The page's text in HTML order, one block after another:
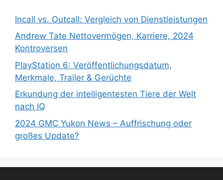
Incall vs. Outcall: Vergleich von Dienstleistungen
Andrew Tate Nettovermögen, Karriere, 2024
Kontroversen
PlayStation 6: Veröffentlichungsdatum,
Merkmale, Trailer & Gerüchte
Erkundung der intelligentesten Tiere der Welt
nach IQ
2024 GMC Yukon News – Auffrischung oder
großes Update?